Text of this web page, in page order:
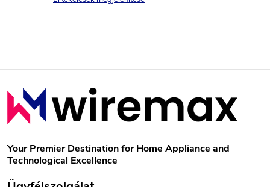
L
á
bYour Premier Destination for Home Appliance and
Technological Excellence